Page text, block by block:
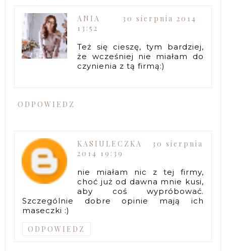
ANIA
30 sierpnia 2014
13:52
Też się cieszę, tym bardziej,
że wcześniej nie miałam do
czynienia z tą firmą:)
ODPOWIEDZ
KASIULECZKA
30 sierpnia
2014 19:39
nie miałam nic z tej firmy,
choć już od dawna mnie kusi,
aby coś wypróbować.
Szczególnie dobre opinie mają ich
maseczki :)
ODPOWIEDZ